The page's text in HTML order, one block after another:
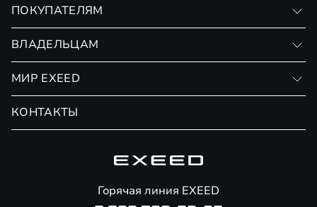
ПОКУПАТЕЛЯМ
Страхование
ВЛАДЕЛЬЦАМ
Сервис
Помощь на дорогах
МИР EXEED
КОНТАКТЫ
Горячая линия EXEED